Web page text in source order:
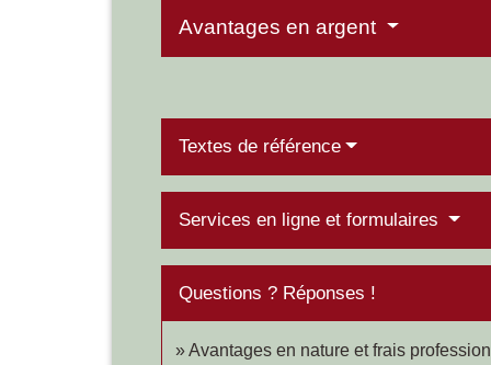
Avantages en argent
Textes de référence
Services en ligne et formulaires
Questions ? Réponses !
Avantages en nature et frais